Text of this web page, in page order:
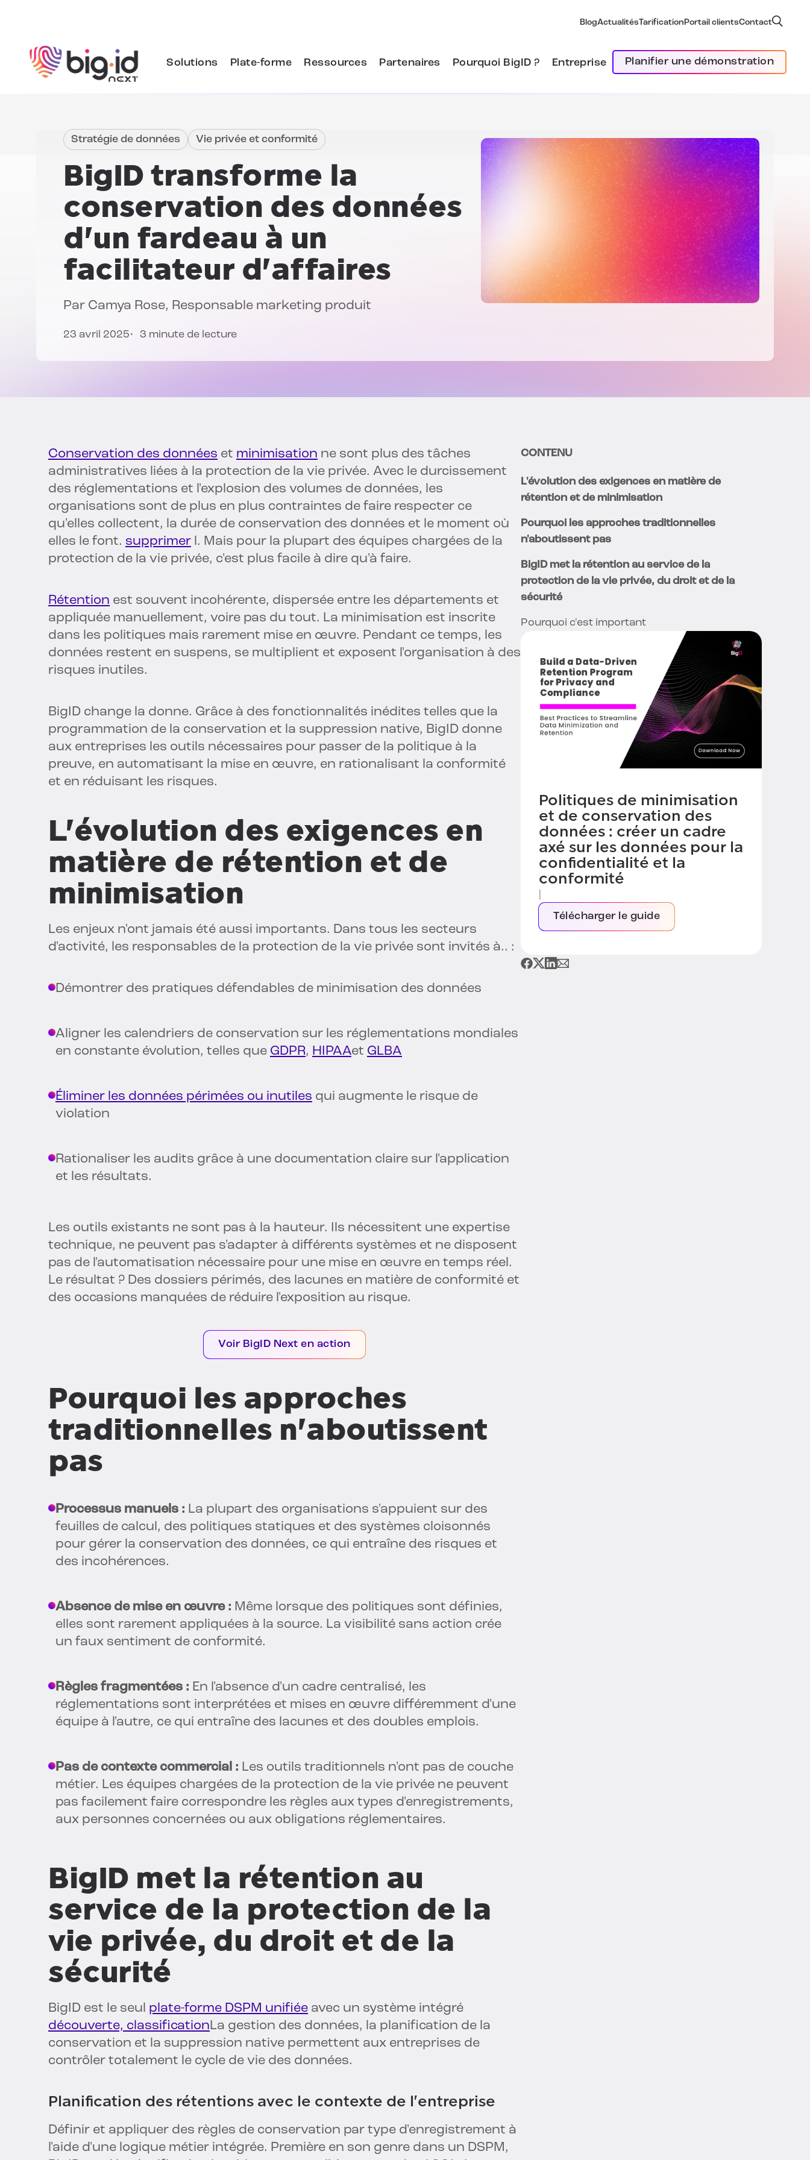
BlogActualitésTarification Portail clientsContact
Solutions Plate-forme Ressources Partenaires Pourquoi BigID ? Entreprise Planifier une démonstration
Stratégie de données Vie privée et conformité
BigID transforme la
conservation des données
d'un fardeau à un
facilitateur d'affaires
Par Camya Rose, Responsable marketing produit
23 avril 2025 3 minute de lecture
Conservation des données et minimisation ne sont plus des tâches
administratives liées à la protection de la vie privée. Avec le durcissement
des réglementations et l'explosion des volumes de données, les
organisations sont de plus en plus contraintes de faire respecter ce
qu'elles collectent, la durée de conservation des données et le moment où
elles le font. supprimer l. Mais pour la plupart des équipes chargées de la
protection de la vie privée, c'est plus facile à dire qu'à faire.
Rétention est souvent incohérente, dispersée entre les départements et
appliquée manuellement, voire pas du tout. La minimisation est inscrite
dans les politiques mais rarement mise en œuvre. Pendant ce temps, les
données restent en suspens, se multiplient et exposent l'organisation à des
risques inutiles.
BigID change la donne. Grâce à des fonctionnalités inédites telles que la
programmation de la conservation et la suppression native, BigID donne
aux entreprises les outils nécessaires pour passer de la politique à la
preuve, en automatisant la mise en œuvre, en rationalisant la conformité
et en réduisant les risques.
L'évolution des exigences en
matière de rétention et de
minimisation
Les enjeux n'ont jamais été aussi importants. Dans tous les secteurs
d'activité, les responsables de la protection de la vie privée sont invités à.. :
Démontrer des pratiques défendables de minimisation des données
Aligner les calendriers de conservation sur les réglementations mondiales
en constante évolution, telles que GDPR, HIPAAet GLBA
Éliminer les données périmées ou inutiles qui augmente le risque de
violation
Rationaliser les audits grâce à une documentation claire sur l'application
et les résultats.
Les outils existants ne sont pas à la hauteur. Ils nécessitent une expertise
technique, ne peuvent pas s'adapter à différents systèmes et ne disposent
pas de l'automatisation nécessaire pour une mise en œuvre en temps réel.
Le résultat ? Des dossiers périmés, des lacunes en matière de conformité et
des occasions manquées de réduire l'exposition au risque.
Voir BigID Next en action
Pourquoi les approches
traditionnelles n'aboutissent
pas
Processus manuels : La plupart des organisations s'appuient sur des
feuilles de calcul, des politiques statiques et des systèmes cloisonnés
pour gérer la conservation des données, ce qui entraîne des risques et
des incohérences.
Absence de mise en œuvre : Même lorsque des politiques sont définies,
elles sont rarement appliquées à la source. La visibilité sans action crée
un faux sentiment de conformité.
Règles fragmentées : En l'absence d'un cadre centralisé, les
réglementations sont interprétées et mises en œuvre différemment d'une
équipe à l'autre, ce qui entraîne des lacunes et des doubles emplois.
Pas de contexte commercial : Les outils traditionnels n'ont pas de couche
métier. Les équipes chargées de la protection de la vie privée ne peuvent
pas facilement faire correspondre les règles aux types d'enregistrements,
aux personnes concernées ou aux obligations réglementaires.
BigID met la rétention au
service de la protection de la
vie privée, du droit et de la
sécurité
BigID est le seul plate-forme DSPM unifiée avec un système intégré
découverte, classificationLa gestion des données, la planification de la
conservation et la suppression native permettent aux entreprises de
contrôler totalement le cycle de vie des données.
Planification des rétentions avec le contexte de l'entreprise
Définir et appliquer des règles de conservation par type d'enregistrement à
l'aide d'une logique métier intégrée. Première en son genre dans un DSPM,
CONTENU
L'évolution des exigences en matière de
rétention et de minimisation
Pourquoi les approches traditionnelles
n'aboutissent pas
BigID met la rétention au service de la
protection de la vie privée, du droit et de la
sécurité
Pourquoi c'est important
Politiques de minimisation
et de conservation des
données : créer un cadre
axé sur les données pour la
confidentialité et la
conformité
Télécharger le guide